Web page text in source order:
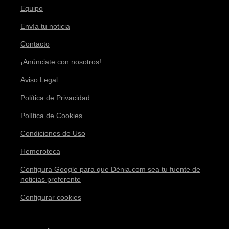
Equipo
Envía tu noticia
Contacto
¡Anúnciate con nosotros!
Aviso Legal
Política de Privacidad
Política de Cookies
Condiciones de Uso
Hemeroteca
Configura Google para que Dénia.com sea tu fuente de
noticias preferente
Configurar cookies